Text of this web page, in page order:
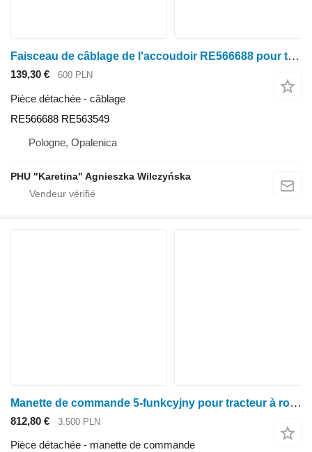
Faisceau de câblage de l'accoudoir RE566688 pour tracteur à roues John Deere seria 6000 7000 8000 R
139,30 € 600 PLN
Pièce détachée - câblage
RE566688 RE563549
Pologne, Opalenica
PHU "Karetina" Agnieszka Wilczyńska
Manette de commande 5-funkcyjny pour tracteur à roues John Deere seria 6000 7000 8000 R
812,80 € 3.500 PLN
Pièce détachée - manette de commande